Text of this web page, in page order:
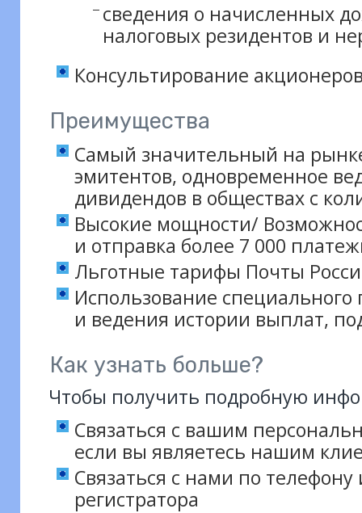
сведения о начисленных
налоговых резидентов и
Консультирование
Преимущества
Самый значительный на
эмитентов, одновременное
дивидендов в обществах с
Высокие мощности/
и отправка более 7 000
Льготные тарифы Почты
Использование
и ведения истории выплат,
Как узнать больше?
Чтобы получить подробную
Связаться с вашим
если вы являетесь нашим
Связаться с нами по
регистратора